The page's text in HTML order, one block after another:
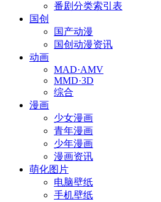
番剧分类索引表
国创
国产动漫
国创动漫资讯
动画
MAD·AMV
MMD·3D
综合
漫画
少女漫画
青年漫画
少年漫画
漫画资讯
萌化图片
电脑壁纸
手机壁纸